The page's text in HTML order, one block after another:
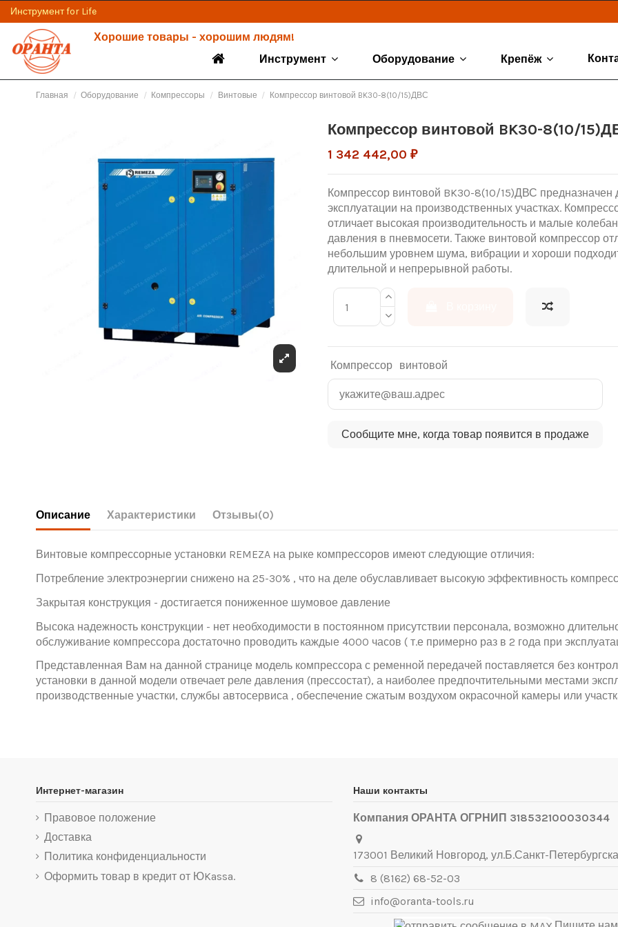
Инструмент for Life
Хорошие товары - хорошим людям!
Инструмент
Оборудование Крепёж
Главная Оборудование Компрессоры Винтовые Компрессор винтовой BK30-8(10/15)ДВС
Компрессор винтовой BK30-8(10/
1 342 442,00 ₽
Компрессор винтовой BK30-8(10/15)ДВС предназначен
эксплуатации на производственных участках.
отличает высокая производительность и малые
давления в пневмосети. Также винтовой компрессор
небольшим уровнем шума, вибрации и хороши
длительной и непрерывной работы.
Компрессор винтовой
Описание Характеристики Отзывы(0)
Винтовые компрессорные установки REMEZA на рыке компрессоров имеют следующие отличия:
Потребление электроэнергии снижено на 25-30% , что на деле обуславливает высокую эффективность
Закрытая конструкция - достигается пониженное шумовое давление
Высока надежность конструкции - нет необходимости в постоянном присутствии персонала, возможно
обслуживание компрессора достаточно проводить каждые 4000 часов ( т.е примерно раз в 2 года при
Представленная Вам на данной странице модель компрессора с ременной передачей поставляется без
установки в данной модели отвечает реле давления (прессостат), а наиболее предпочтительными местами
производственные участки, службы автосервиса , обеспечение сжатым воздухом окрасочной камеры или
Интернет-магазин
Правовое положение
Доставка
Политика конфиденциальности
Оформить товар в кредит от ЮKassa.
Наши контакты
Компания ОРАНТА ОГРНИП 318532100030344
173001 Великий Новгород, ул.Б.Санкт-
8 (8162) 68-52-03
info@oranta-tools.ru